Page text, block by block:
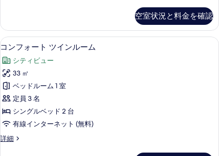
ー
ム
の
す
べ
て
の
写
真
を
ー
ト
ダ
ル
ル
ー
ム
の
詳
細
空室状況と料金を確認
コ
ン
フ
ォ
ー
ト
ツ
ン
コンフォート ツインルーム | 羽毛の
4
コンフォート ツインルーム
シティビュー
33 ㎡
ベッドルーム 1 室
定員 3 名
シングルベッド 2 台
有線インターネット (無料)
詳細
コ